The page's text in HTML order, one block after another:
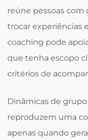
reúne pessoas com
trocar experiências
coaching pode
que tenha escopo
critérios de
Dinâmicas de
reproduzem uma
apenas quando